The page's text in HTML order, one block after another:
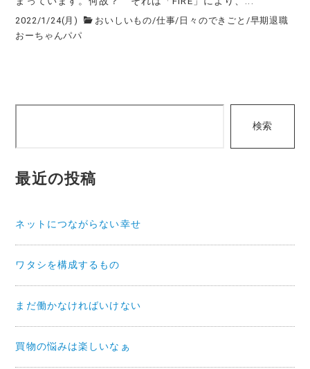
2022/1/24(月) おいしいもの/仕事/ 日々のできごと /早期退職
おーちゃんパパ
検索
最近の投稿
ネットにつながらない幸せ
ワタシを構成するもの
まだ働かなければいけない
買物の悩みは楽しいなぁ